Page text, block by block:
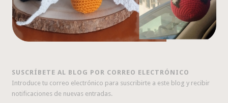
SUSCRÍBETE AL BLOG POR CORREO ELECTRÓNICO
Introduce tu correo electrónico para suscribirte a este blog y recibir
notificaciones de nuevas entradas.